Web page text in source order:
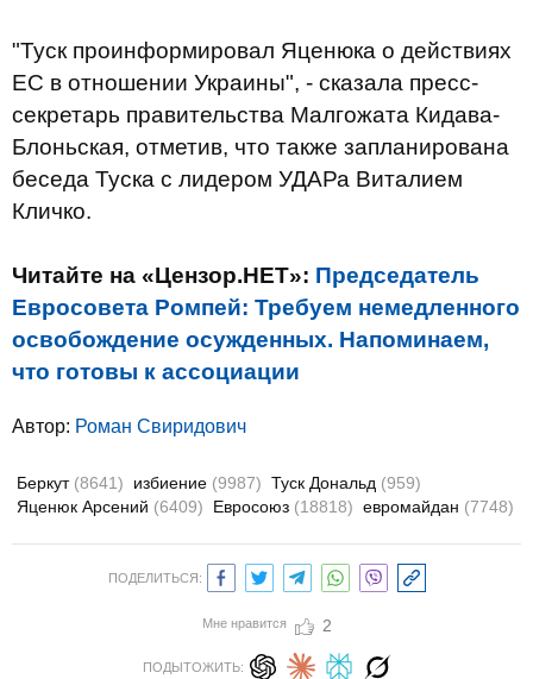
"Туск проинформировал Яценюка о действиях
ЕС в отношении Украины", - сказала пресс-
секретарь правительства Малгожата Кидава-
Блоньская, отметив, что также запланирована
беседа Туска с лидером УДАРа Виталием
Кличко.
Читайте на «Цензор.НЕТ»: Председатель
Евросовета Ромпей: Требуем немедленного
освобождение осужденных. Напоминаем,
что готовы к ассоциации
Автор: Роман Свиридович
Беркут (8641) избиение (9987) Туск Дональд (959)
Яценюк Арсений (6409) Евросоюз (18818) евромайдан (7748)
ПОДЕЛИТЬСЯ:
Мне нравится 2
ПОДЫТОЖИТЬ: